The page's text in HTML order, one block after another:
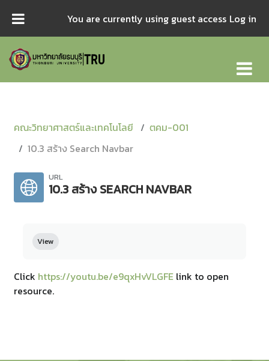
You are currently using guest access Log in
คณะวิทยาศาสตร์และเทคโนโลยี
ตคม-001
10.3 สร้าง Search Navbar
URL
10.3 สร้าง SEARCH NAVBAR
View
Click https://youtu.be/e9qxHvVLGFE link to open
resource.